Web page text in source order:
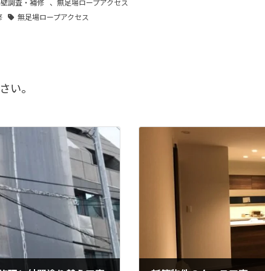
調査・補修 、無足場ロープアクセス
無足場ロープアクセス
い。